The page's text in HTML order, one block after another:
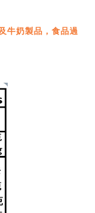
牛奶製品，食品過